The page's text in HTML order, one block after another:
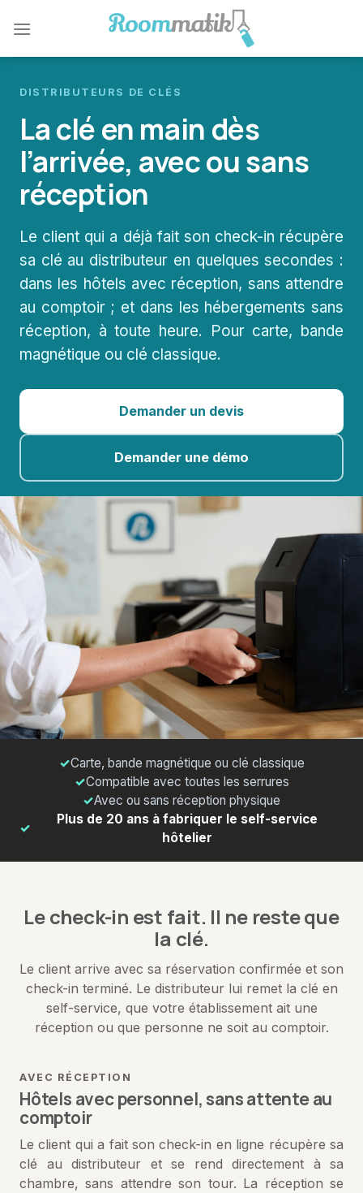
DISTRIBUTEURS DE CLÉS
La clé en main dès
l’arrivée, avec ou sans
réception
Le client qui a déjà fait son check-in récupère
sa clé au distributeur en quelques secondes :
dans les hôtels avec réception, sans attendre
au comptoir ; et dans les hébergements sans
réception, à toute heure. Pour carte, bande
magnétique ou clé classique.
Demander un devis
Demander une démo
Carte, bande magnétique ou clé classique
Compatible avec toutes les serrures
Avec ou sans réception physique
Plus de 20 ans à fabriquer le self-service
hôtelier
Le check-in est fait. Il ne reste que
la clé.
Le client arrive avec sa réservation confirmée et son
check-in terminé. Le distributeur lui remet la clé en
self-service, que votre établissement ait une
réception ou que personne ne soit au comptoir.
AVEC RÉCEPTION
Hôtels avec personnel, sans attente au
comptoir
Le client qui a fait son check-in en ligne récupère sa
clé au distributeur et se rend directement à sa
chambre, sans attendre son tour. La réception se